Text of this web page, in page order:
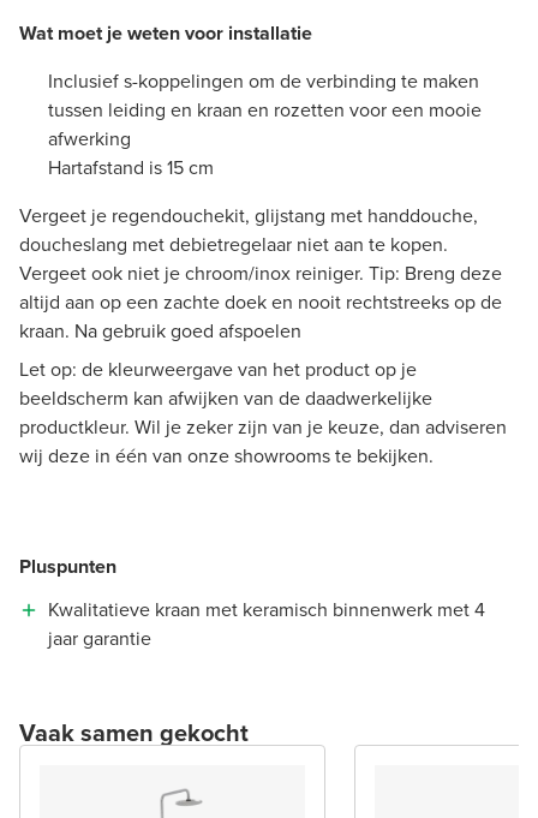
Wat moet je weten voor installatie
Inclusief s-koppelingen om de verbinding te maken
tussen leiding en kraan en rozetten voor een mooie
afwerking
Hartafstand is 15 cm
Vergeet je regendouchekit, glijstang met handdouche,
doucheslang met debietregelaar niet aan te kopen.
Vergeet ook niet je chroom/inox reiniger. Tip: Breng deze
altijd aan op een zachte doek en nooit rechtstreeks op de
kraan. Na gebruik goed afspoelen
Let op: de kleurweergave van het product op je
beeldscherm kan afwijken van de daadwerkelijke
productkleur. Wil je zeker zijn van je keuze, dan adviseren
wij deze in één van onze showrooms te bekijken.
Pluspunten
Kwalitatieve kraan met keramisch binnenwerk met 4
jaar garantie
Vaak samen gekocht